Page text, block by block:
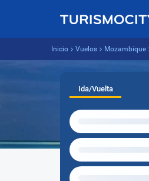
Inicio Vuelos Mozambique
Ida/Vuelta